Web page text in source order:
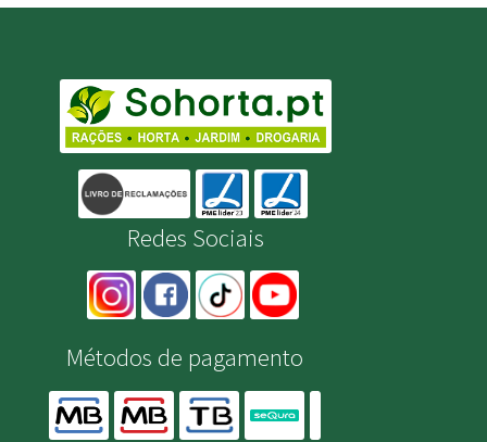
Redes Sociais
Métodos de pagamento